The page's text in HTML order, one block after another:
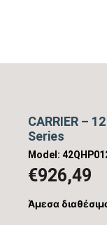
CARRIER –
Series
Model:
€926,49
Άμεσα